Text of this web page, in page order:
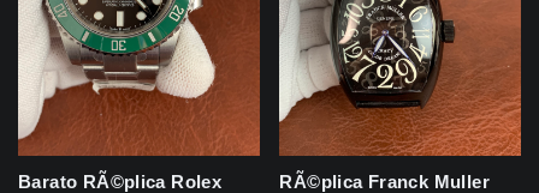
Barato RÃ©plica Rolex
RÃ©plica Franck Muller